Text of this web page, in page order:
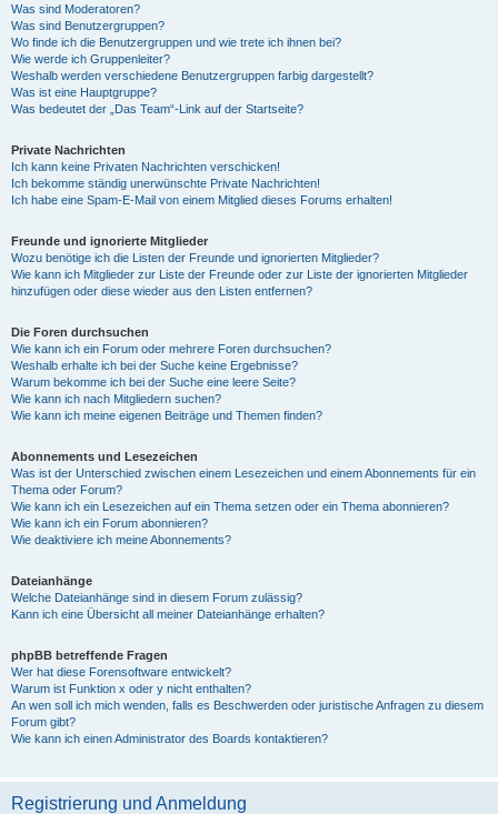
Was sind Moderatoren?
Was sind Benutzergruppen?
Wo finde ich die Benutzergruppen und wie trete ich ihnen bei?
Wie werde ich Gruppenleiter?
Weshalb werden verschiedene Benutzergruppen farbig dargestellt?
Was ist eine Hauptgruppe?
Was bedeutet der „Das Team“-Link auf der Startseite?
Private Nachrichten
Ich kann keine Privaten Nachrichten verschicken!
Ich bekomme ständig unerwünschte Private Nachrichten!
Ich habe eine Spam-E-Mail von einem Mitglied dieses Forums erhalten!
Freunde und ignorierte Mitglieder
Wozu benötige ich die Listen der Freunde und ignorierten Mitglieder?
Wie kann ich Mitglieder zur Liste der Freunde oder zur Liste der ignorierten Mitglieder
hinzufügen oder diese wieder aus den Listen entfernen?
Die Foren durchsuchen
Wie kann ich ein Forum oder mehrere Foren durchsuchen?
Weshalb erhalte ich bei der Suche keine Ergebnisse?
Warum bekomme ich bei der Suche eine leere Seite?
Wie kann ich nach Mitgliedern suchen?
Wie kann ich meine eigenen Beiträge und Themen finden?
Abonnements und Lesezeichen
Was ist der Unterschied zwischen einem Lesezeichen und einem Abonnements für ein
Thema oder Forum?
Wie kann ich ein Lesezeichen auf ein Thema setzen oder ein Thema abonnieren?
Wie kann ich ein Forum abonnieren?
Wie deaktiviere ich meine Abonnements?
Dateianhänge
Welche Dateianhänge sind in diesem Forum zulässig?
Kann ich eine Übersicht all meiner Dateianhänge erhalten?
phpBB betreffende Fragen
Wer hat diese Forensoftware entwickelt?
Warum ist Funktion x oder y nicht enthalten?
An wen soll ich mich wenden, falls es Beschwerden oder juristische Anfragen zu diesem
Forum gibt?
Wie kann ich einen Administrator des Boards kontaktieren?
Registrierung und Anmeldung